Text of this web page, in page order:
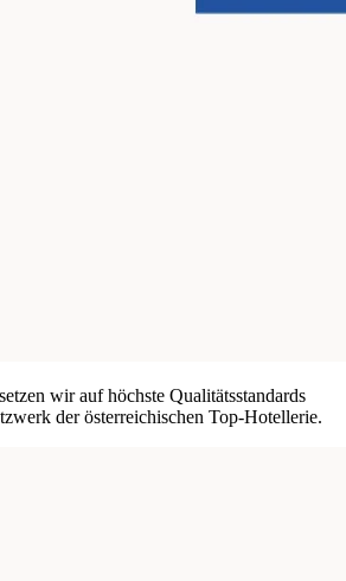
wir auf höchste Qualitätsstandards
der österreichischen Top-Hotellerie.